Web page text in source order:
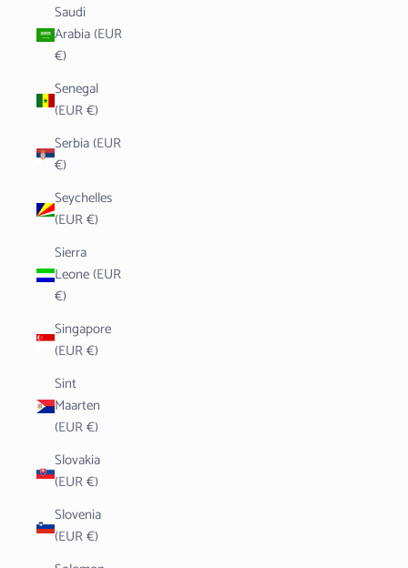
Saudi
Arabia (EUR
€)
Senegal
(EUR €)
Serbia (EUR
€)
Seychelles
(EUR €)
Sierra
Leone (EUR
€)
Singapore
(EUR €)
Sint
Maarten
(EUR €)
Slovakia
(EUR €)
Slovenia
(EUR €)